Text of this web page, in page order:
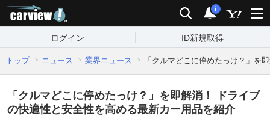
検索 通知
i
ログイン ID新規取得
トップ ニュース 業界ニュース 「クルマどこに停めたっけ？」を
「クルマどこに停めたっけ？」を即解消！ ドライブ
の快適性と安全性を高める最新カー用品を紹介